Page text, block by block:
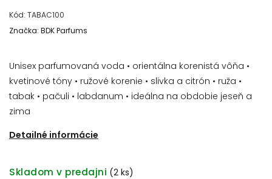
Kód: TABAC100
Unisex parfumovaná voda • orientálna korenistá vôňa •
kvetinové tóny • ružové korenie • slivka a citrón • ruža •
tabak • pačuli • labdanum • ideálna na obdobie jeseň a
zima
Detailné informácie
Značka: BDK Parfums
Skladom v predajni (2 ks)